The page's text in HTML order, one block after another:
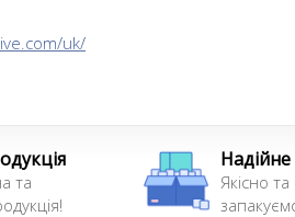
uk/
та
Якісно